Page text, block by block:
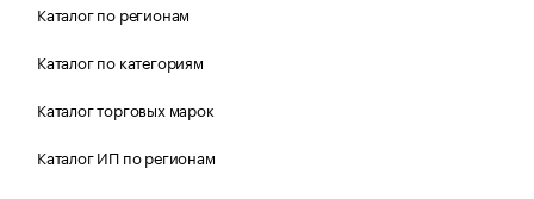
Каталог по регионам
Каталог по категориям
Каталог торговых марок
Каталог ИП по регионам